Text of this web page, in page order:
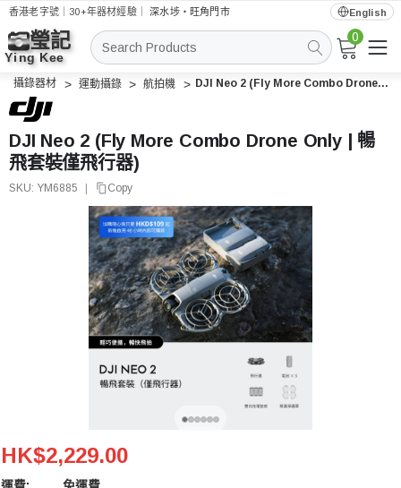
香港老字號｜30+年器材經驗｜深水埗・旺角門市 English
搜
索
0
攝錄器材 運動攝錄 航拍機 DJI Neo 2 (Fly More Combo Drone Only | 暢飛套裝僅飛行器)
DJI Neo 2 (Fly More Combo Drone Only | 暢
飛套裝僅飛行器)
SKU: YM6885 Copy
DJI Neo 2 (Fly More Combo Drone Only | 暢飛套裝僅
HK$2,229.00